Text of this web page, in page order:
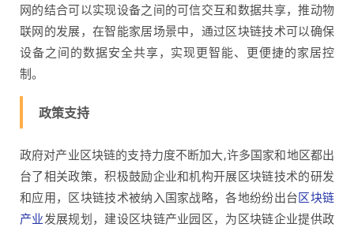
网的结合可以实现设备之间的可信交互和数据共享，推动物
联网的发展，在智能家居场景中，通过区块链技术可以确保
设备之间的数据安全共享，实现更智能、更便捷的家居控
制。
政策支持
政府对产业区块链的支持力度不断加大,许多国家和地区都出
台了相关政策，积极鼓励企业和机构开展区块链技术的研发
和应用，区块链技术被纳入国家战略，各地纷纷出台区块链
产业发展规划，建设区块链产业园区，为区块链企业提供政